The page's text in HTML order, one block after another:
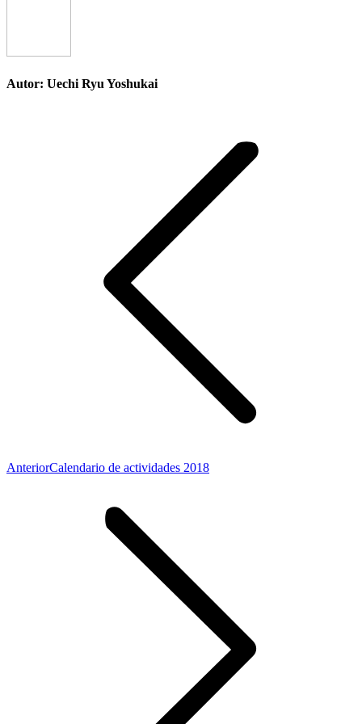
Autor: Uechi Ryu Yoshukai
AnteriorPublicación
Calendario de actividades 2018